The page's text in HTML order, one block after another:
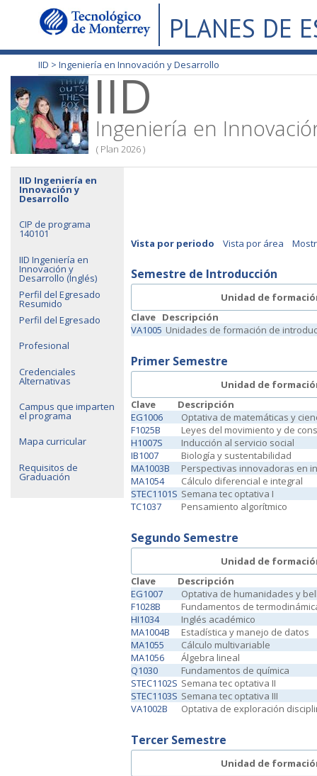
PLANES DE
IID > Ingeniería en Innovación y Desarrollo
IID
Ingeniería en
( Plan 2026 )
IID Ingeniería en
Innovación y
Desarrollo
CIP de programa
140101
IID Ingeniería en
Innovación y
Desarrollo (Inglés)
Perfil del Egresado
Resumido
Perfil del Egresado
Profesional
Credenciales
Alternativas
Campus que imparten
el programa
Mapa curricular
Requisitos de
Graduación
Vista por periodo Vista por área
Semestre de Introducción
Unidad de
Clave Descripción
VA1005 Unidades de formación de
Primer Semestre
Unidad de
Clave
Descripción
EG1006
Optativa de matemáticas y
F1025B
Leyes del movimiento y de
H1007S
Inducción al servicio social
IB1007
Biología y sustentabilidad
MA1003B
Perspectivas innovadoras en
MA1054
Cálculo diferencial e integral
STEC1101S Semana tec optativa I
TC1037
Pensamiento algorítmico
Segundo Semestre
Unidad de
Clave
Descripción
EG1007
Optativa de humanidades y
F1028B
Fundamentos de
HI1034
Inglés académico
MA1004B
Estadística y manejo de datos
MA1055
Cálculo multivariable
MA1056
Álgebra lineal
Q1030
Fundamentos de química
STEC1102S Semana tec optativa II
STEC1103S Semana tec optativa III
VA1002B
Optativa de exploración
Tercer Semestre
Unidad de